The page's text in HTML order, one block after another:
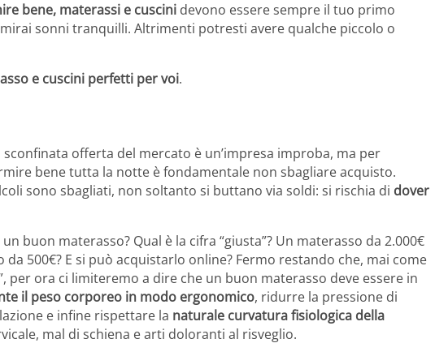
bene, materassi e cuscini devono essere sempre il tuo primo
sonni tranquilli. Altrimenti potresti avere qualche piccolo o
e cuscini perfetti per voi.
offerta del mercato è un’impresa improba, ma per
bene tutta la notte è fondamentale non sbagliare acquisto.
sono sbagliati, non soltanto si buttano via soldi: si rischia di dover
buon materasso? Qual è la cifra “giusta”? Un materasso da 2.000€
500€? E si può acquistarlo online? Fermo restando che, mai come
per ora ci limiteremo a dire che un buon materasso deve essere in
il peso corporeo in modo ergonomico, ridurre la pressione di
e infine rispettare la naturale curvatura fisiologica della
mal di schiena e arti doloranti al risveglio.